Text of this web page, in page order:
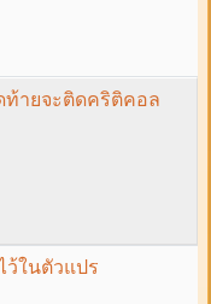
ท้ายจะติดคริติคอล
ว้ในตัวแปร